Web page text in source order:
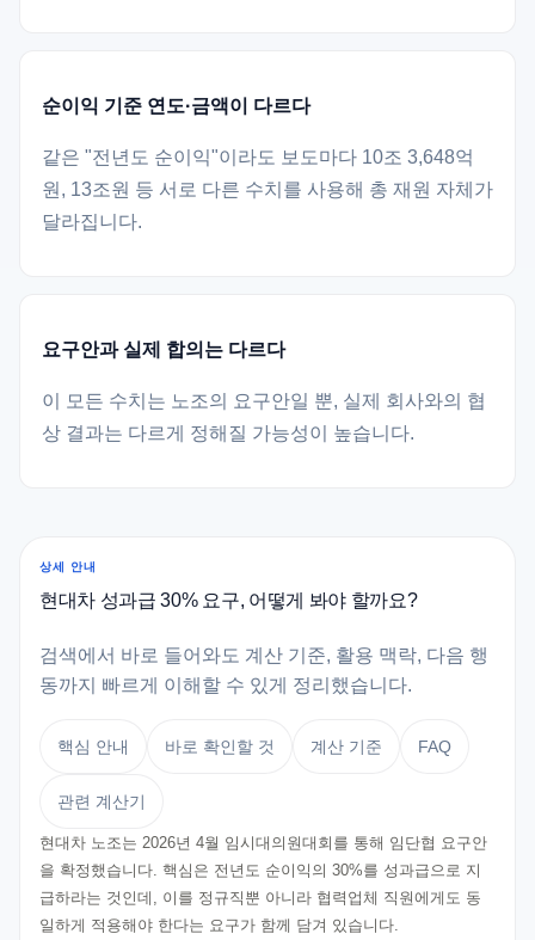
순이익 기준 연도·금액이 다르다
같은 "전년도 순이익"이라도 보도마다 10조 3,648억
원, 13조원 등 서로 다른 수치를 사용해 총 재원 자체가
달라집니다.
요구안과 실제 합의는 다르다
이 모든 수치는 노조의 요구안일 뿐, 실제 회사와의 협
상 결과는 다르게 정해질 가능성이 높습니다.
상세 안내
현대차 성과급 30% 요구, 어떻게 봐야 할까요?
검색에서 바로 들어와도 계산 기준, 활용 맥락, 다음 행
동까지 빠르게 이해할 수 있게 정리했습니다.
핵심 안내 바로 확인할 것 계산 기준 FAQ
관련 계산기
현대차 노조는 2026년 4월 임시대의원대회를 통해 임단협 요구안
을 확정했습니다. 핵심은 전년도 순이익의 30%를 성과급으로 지
급하라는 것인데, 이를 정규직뿐 아니라 협력업체 직원에게도 동
일하게 적용해야 한다는 요구가 함께 담겨 있습니다.